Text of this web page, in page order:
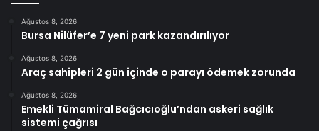
Ağustos 8, 2026
Bursa Nilüfer’e 7 yeni park kazandırılıyor
Ağustos 8, 2026
Araç sahipleri 2 gün içinde o parayı ödemek zorunda
Ağustos 8, 2026
Emekli Tümamiral Bağcıcıoğlu’ndan askeri sağlık
sistemi çağrısı